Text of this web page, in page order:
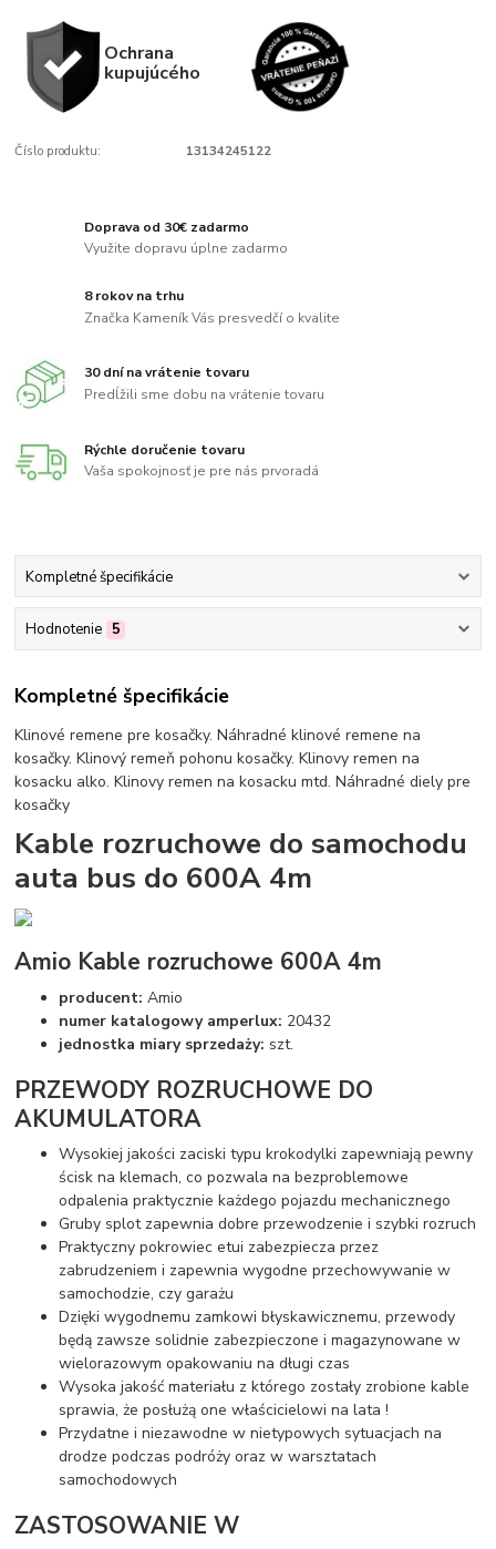
Ochrana
kupujúcého
Číslo produktu: 13134245122
Doprava od 30€ zadarmo
Využite dopravu úplne zadarmo
8 rokov na trhu
Značka Kameník Vás presvedčí o kvalite
30 dní na vrátenie tovaru
Predĺžili sme dobu na vrátenie tovaru
Rýchle doručenie tovaru
Vaša spokojnosť je pre nás prvoradá
Kompletné špecifikácie
Hodnotenie 5
Kompletné špecifikácie
Klinové remene pre kosačky. Náhradné klinové remene na
kosačky. Klinový remeň pohonu kosačky. Klinovy remen na
kosacku alko. Klinovy remen na kosacku mtd. Náhradné diely pre
kosačky
Kable rozruchowe do samochodu
auta bus do 600A 4m
Amio Kable rozruchowe 600A 4m
producent: Amio
numer katalogowy amperlux: 20432
jednostka miary sprzedaży: szt.
PRZEWODY ROZRUCHOWE DO
AKUMULATORA
Wysokiej jakości zaciski typu krokodylki zapewniają pewny
ścisk na klemach, co pozwala na bezproblemowe
odpalenia praktycznie każdego pojazdu mechanicznego
Gruby splot zapewnia dobre przewodzenie i szybki rozruch
Praktyczny pokrowiec etui zabezpiecza przez
zabrudzeniem i zapewnia wygodne przechowywanie w
samochodzie, czy garażu
Dzięki wygodnemu zamkowi błyskawicznemu, przewody
będą zawsze solidnie zabezpieczone i magazynowane w
wielorazowym opakowaniu na długi czas
Wysoka jakość materiału z którego zostały zrobione kable
sprawia, że posłużą one właścicielowi na lata !
Przydatne i niezawodne w nietypowych sytuacjach na
drodze podczas podróży oraz w warsztatach
samochodowych
ZASTOSOWANIE W